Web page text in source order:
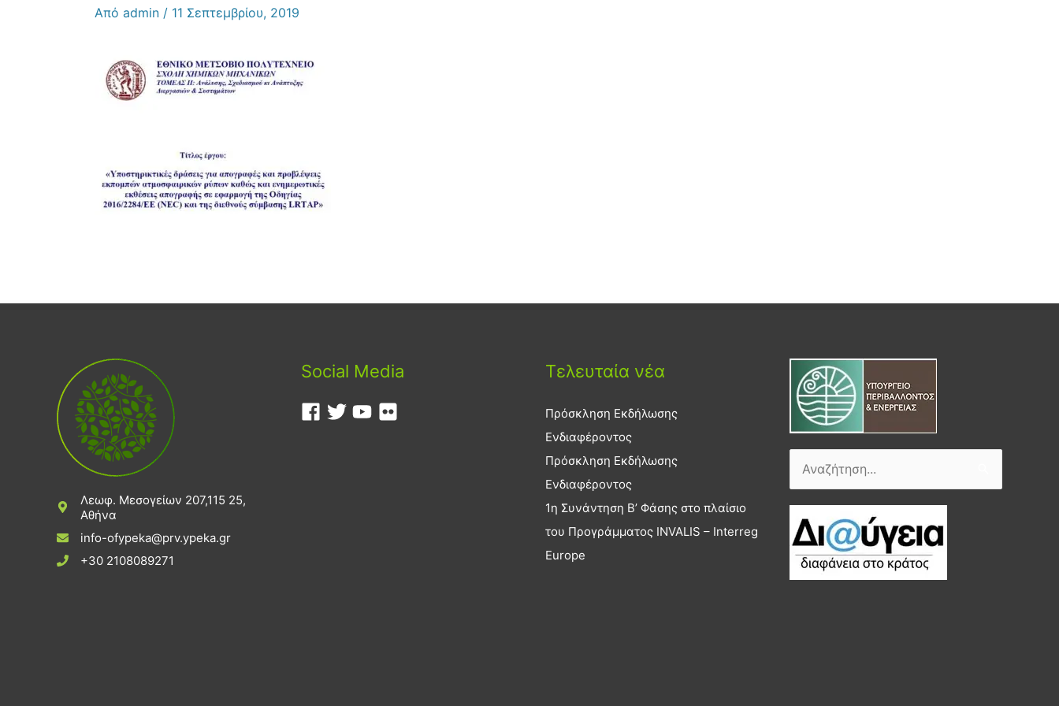
Από admin / 11 Σεπτεμβρίου, 2019
Λεωφ. Μεσογείων 207,115 25,
Αθήνα
info-ofypeka@prv.ypeka.gr
+30 2108089271
Social Media Τελευταία νέα
Πρόσκληση Εκδήλωσης
Ενδιαφέροντος
Πρόσκληση Εκδήλωσης
Ενδιαφέροντος
1η Συνάντηση Β’ Φάσης στο πλαίσιο
του Προγράμματος INVALIS – Interreg
Europe
Αναζήτηση